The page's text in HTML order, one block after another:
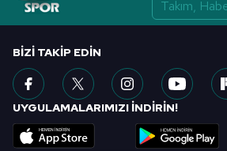
vasıtasıyla belirleyebilirsiniz.
için Ayarlar butonuna tıklayabilir,
Metnimizi
ziyaret edebilirsiniz.
6698 sayılı Kişisel Verilerin
hazırlanmış Aydınlatma Metnimizi
ilgili mevzuata uygun olarak kullanılan
almak için lütfen
tıklayınız.
BIZI TAKIP EDIN
UYGULAMALARIMIZI İNDİRİN!